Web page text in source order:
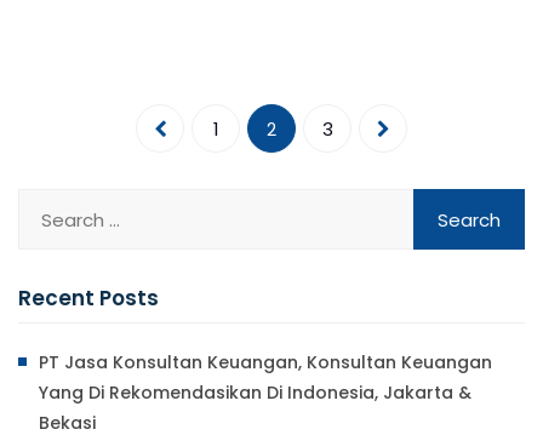
1 2 3
Recent Posts
PT Jasa Konsultan Keuangan, Konsultan Keuangan
Yang Di Rekomendasikan Di Indonesia, Jakarta &
Bekasi